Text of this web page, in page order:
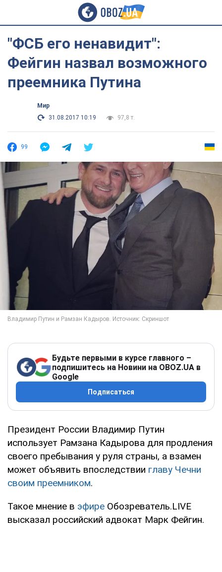
"ФСБ его ненавидит":
Фейгин назвал возможного
преемника Путина
Мир
31.08.2017 10:19
97,8 т.
99
Будьте первыми в курсе главного –
подпишитесь на Новини на OBOZ.UA в
Google
Подписаться
Президент России Владимир Путин
использует Рамзана Кадырова для продления
своего пребывания у руля страны, а взамен
может объявить впоследствии главу Чечни
своим преемником.
Такое мнение в эфире Обозреватель.LIVE
высказал российский адвокат Марк Фейгин.